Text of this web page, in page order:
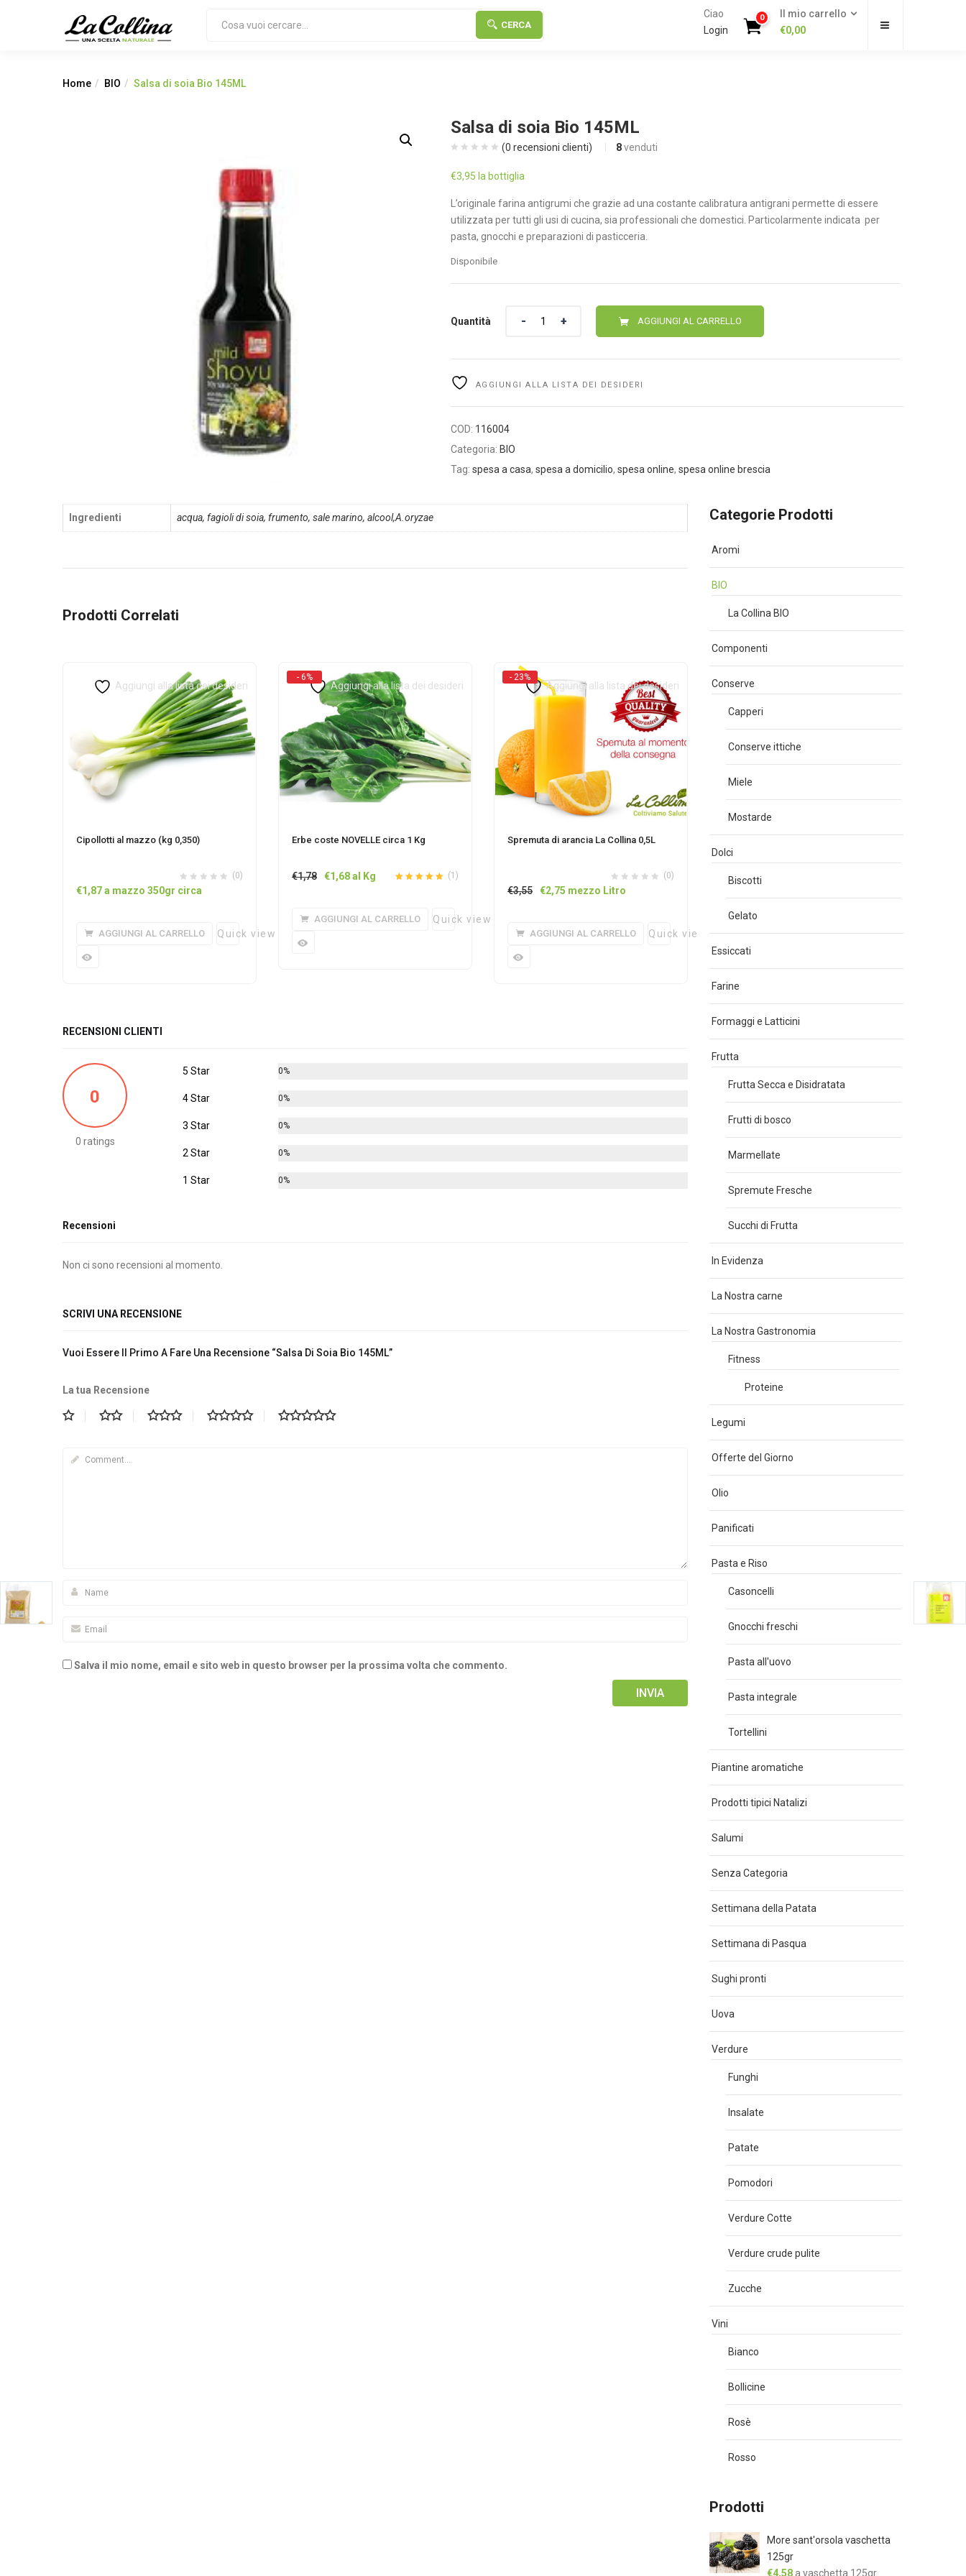
CERCA
Ciao
Login
0
Il mio carrello
€0,00
Home BIO Salsa di soia Bio 145ML
Salsa di soia Bio 145ML
(0 recensioni clienti) 8 venduti
€3,95 la bottiglia
L’originale farina antigrumi che grazie ad una costante calibratura antigrani permette di essere
utilizzata per tutti gli usi di cucina, sia professionali che domestici. Particolarmente indicata per
pasta, gnocchi e preparazioni di pasticceria.
Disponibile
Quantità AGGIUNGI AL CARRELLO
AGGIUNGI ALLA LISTA DEI DESIDERI
COD: 116004
Categoria: BIO
Tag: spesa a casa, spesa a domicilio, spesa online, spesa online brescia
Ingredienti acqua, fagioli di soia, frumento, sale marino, alcool,A.oryzae
Prodotti Correlati
Aggiungi alla lista dei desideri
Cipollotti al mazzo (kg 0,350)
(0)
€1,87a mazzo 350gr circa
AGGIUNGI AL CARRELLO Quick view
- 6%
Aggiungi alla lista dei desideri
Erbe coste NOVELLE circa 1 Kg
(1)
€1,78
Il
era:
€1,68Il
è:
al Kg
AGGIUNGI AL CARRELLO Quick view
- 23%
Aggiungi alla lista dei desideri
Spremuta di arancia La Collina 0,5L
(0)
€3,55
Il
era:
€2,75 Il
è:
mezzo Litro
AGGIUNGI AL CARRELLO Quick view
RECENSIONI CLIENTI
0
0 ratings
5 Star 0%
4 Star 0%
3 Star 0%
2 Star 0%
1 Star 0%
Recensioni
Non ci sono recensioni al momento.
SCRIVI UNA RECENSIONE
Vuoi Essere Il Primo A Fare Una Recensione “Salsa Di Soia Bio 145ML”
La tua Recensione
Salva il mio nome, email e sito web in questo browser per la prossima volta che commento.
Categorie Prodotti
Aromi
BIO
La Collina BIO
Componenti
Conserve
Capperi
Conserve ittiche
Miele
Mostarde
Dolci
Biscotti
Gelato
Essiccati
Farine
Formaggi e Latticini
Frutta
Frutta Secca e Disidratata
Frutti di bosco
Marmellate
Spremute Fresche
Succhi di Frutta
In Evidenza
La Nostra carne
La Nostra Gastronomia
Fitness
Proteine
Legumi
Offerte del Giorno
Olio
Panificati
Pasta e Riso
Casoncelli
Gnocchi freschi
Pasta all'uovo
Pasta integrale
Tortellini
Piantine aromatiche
Prodotti tipici Natalizi
Salumi
Senza Categoria
Settimana della Patata
Settimana di Pasqua
Sughi pronti
Uova
Verdure
Funghi
Insalate
Patate
Pomodori
Verdure Cotte
Verdure crude pulite
Zucche
Vini
Bianco
Bollicine
Rosè
Rosso
Prodotti
More sant'orsola vaschetta
125gr
€4,58 a vaschetta 125gr